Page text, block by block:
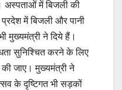
अस्पताओं में बिजली की
में बिजली और पानी
मुख्यमंत्री ने दिये हैं।
सुनिश्चित करने के लिए
जाए। मुख्यमंत्री ने
के दृष्टिगत भी सड़कों